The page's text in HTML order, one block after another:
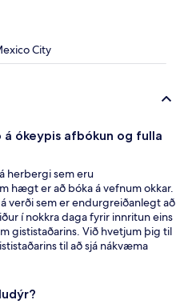
City
á ókeypis afbókun og fulla
herbergi sem eru
hægt er að bóka á vefnum okkar.
verði sem er endurgreiðanlegt að
í nokkra daga fyrir innritun eins
gististaðarins. Við hvetjum þig til
til að sjá nákvæma